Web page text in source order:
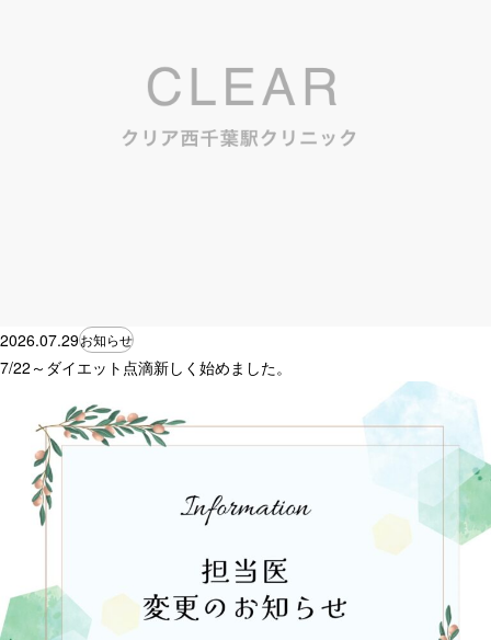
2026.07.29お知らせ
7/22～ダイエット点滴新しく始めました。